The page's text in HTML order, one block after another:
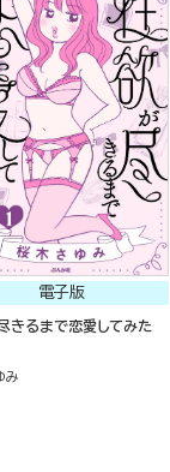
電子版
きるまで恋愛してみた
み